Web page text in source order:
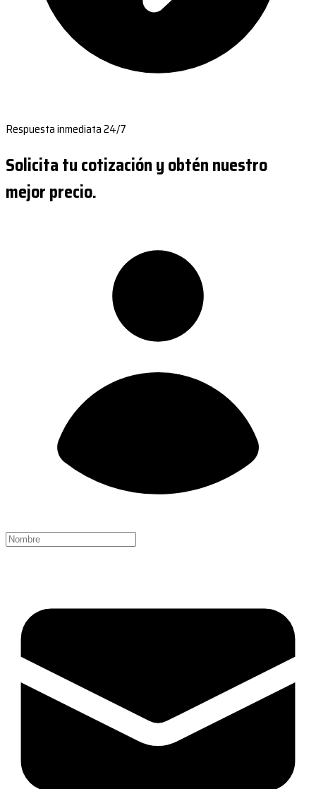
Respuesta inmediata 24/7
Solicita tu cotización y obtén nuestro
mejor precio.